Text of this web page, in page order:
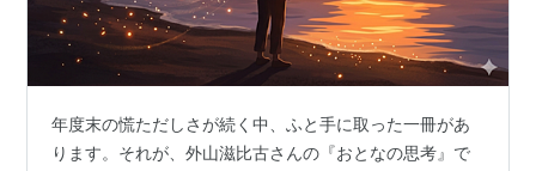
年度末の慌ただしさが続く中、ふと手に取った一冊があ
ります。それが、外山滋比古さんの『おとなの思考』で